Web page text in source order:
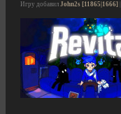
Игру добавил John2s [11865|1666]